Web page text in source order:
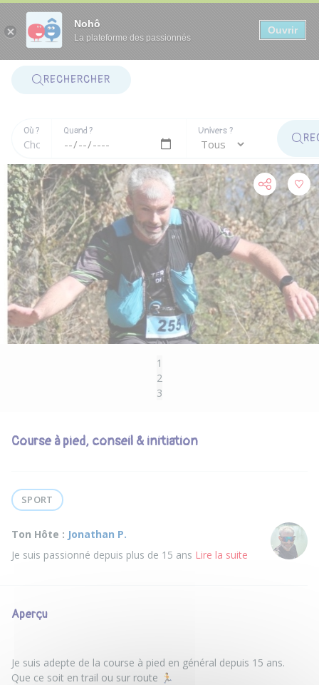
Nohô
La plateforme des passionnés
Ouvrir
RECHERCHER
Où ? Quand ? Univers ?
1
2
3
Course à pied, conseil & initiation
SPORT
Ton Hôte : Jonathan P.
Je suis passionné depuis plus de 15 ans Lire la suite
Aperçu
Je suis adepte de la course à pied en général depuis 15 ans.
Que ce soit en trail ou sur route 🏃
Panneau de gestion des cookies